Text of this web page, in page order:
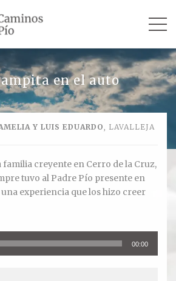
en el auto
Y LUIS EDUARDO, LAVALLEJA
creyente en Cerro de la Cruz,
tuvo al Padre Pío presente en
experiencia que los hizo creer
00:00